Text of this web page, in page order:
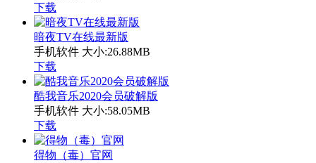
下载
暗夜TV在线最新版
手机软件 大小:26.88MB
下载
酷我音乐2020会员破解版
手机软件 大小:58.05MB
下载
得物（毒）官网